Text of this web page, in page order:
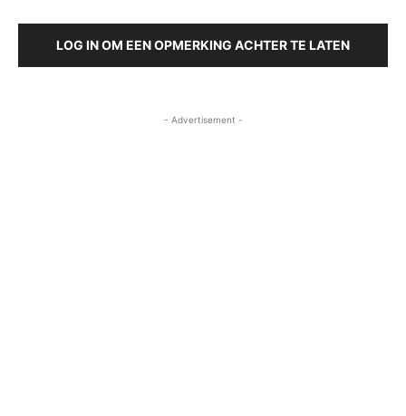
LOG IN OM EEN OPMERKING ACHTER TE LATEN
- Advertisement -